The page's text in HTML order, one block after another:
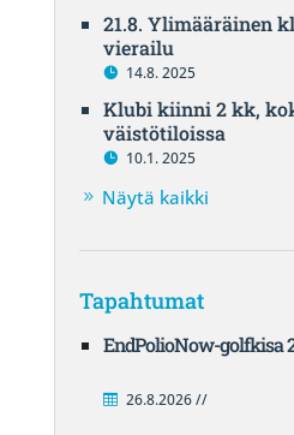
21.8. Ylimääräinen
vierailu
14.8. 2025
Klubi kiinni 2 kk,
väistötiloissa
10.1. 2025
Näytä kaikki
Tapahtumat
EndPolioNow-golfkisa
26.8.2026 //